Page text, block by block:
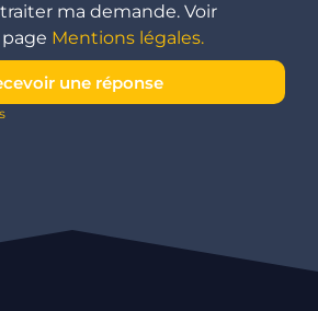
ma demande. Voir
Mentions légales.
une réponse